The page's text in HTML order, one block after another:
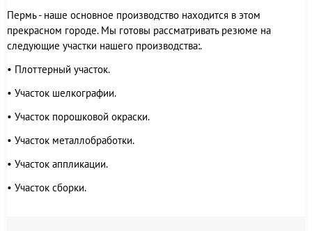
Пермь - наше основное производство находится в этом
прекрасном городе. Мы готовы рассматривать резюме на
следующие участки нашего производства:.
• Плоттерный участок.
• Участок шелкографии.
• Участок порошковой окраски.
• Участок металлобработки.
• Участок аппликации.
• Участок сборки.